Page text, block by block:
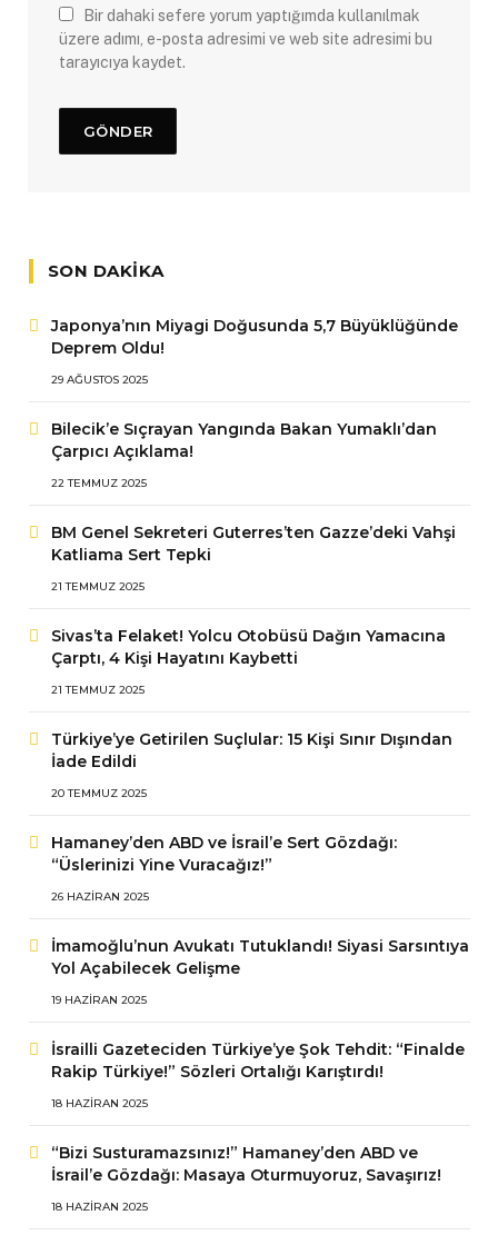
Bir dahaki sefere yorum yaptığımda kullanılmak
üzere adımı, e-posta adresimi ve web site adresimi bu
tarayıcıya kaydet.
SON DAKIKA
Japonya’nın Miyagi Doğusunda 5,7 Büyüklüğünde
Deprem Oldu!
29 AĞUSTOS 2025
Bilecik’e Sıçrayan Yangında Bakan Yumaklı’dan
Çarpıcı Açıklama!
22 TEMMUZ 2025
BM Genel Sekreteri Guterres’ten Gazze’deki Vahşi
Katliama Sert Tepki
21 TEMMUZ 2025
Sivas’ta Felaket! Yolcu Otobüsü Dağın Yamacına
Çarptı, 4 Kişi Hayatını Kaybetti
21 TEMMUZ 2025
Türkiye’ye Getirilen Suçlular: 15 Kişi Sınır Dışından
İade Edildi
20 TEMMUZ 2025
Hamaney’den ABD ve İsrail’e Sert Gözdağı:
“Üslerinizi Yine Vuracağız!”
26 HAZIRAN 2025
İmamoğlu’nun Avukatı Tutuklandı! Siyasi Sarsıntıya
Yol Açabilecek Gelişme
19 HAZIRAN 2025
İsrailli Gazeteciden Türkiye’ye Şok Tehdit: “Finalde
Rakip Türkiye!” Sözleri Ortalığı Karıştırdı!
18 HAZIRAN 2025
“Bizi Susturamazsınız!” Hamaney’den ABD ve
İsrail’e Gözdağı: Masaya Oturmuyoruz, Savaşırız!
18 HAZIRAN 2025